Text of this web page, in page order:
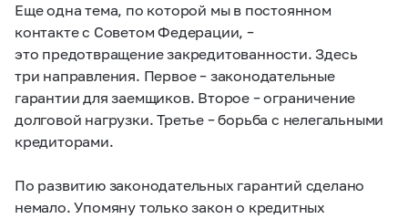
Еще одна тема, по которой мы в постоянном
контакте с Советом Федерации, –
это предотвращение закредитованности. Здесь
три направления. Первое – законодательные
гарантии для заемщиков. Второе – ограничение
долговой нагрузки. Третье – борьба с нелегальными
кредиторами.
По развитию законодательных гарантий сделано
немало. Упомяну только закон о кредитных